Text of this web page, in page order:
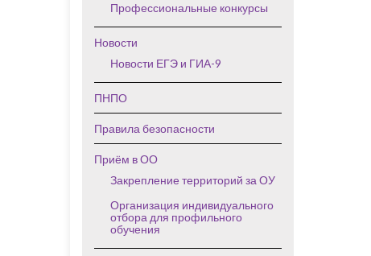
Профессиональные конкурсы
Новости
Новости ЕГЭ и ГИА-9
ПНПО
Правила безопасности
Приём в ОО
Закрепление территорий за ОУ
Организация индивидуального
отбора для профильного
обучения